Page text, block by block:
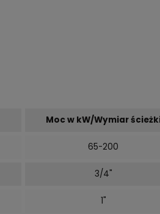
Moc w kW/Wymiar
65-200
3/4"
1"